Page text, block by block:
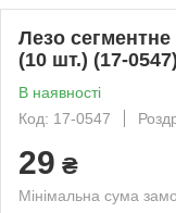
Лезо
(10 шт.) (17-0547)
В наявності
Код: 17-0547
29 ₴
Мінімальна сума